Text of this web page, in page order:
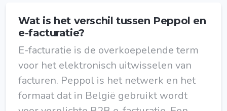
Wat is het verschil tussen Peppol en
e-facturatie?
E-facturatie is de overkoepelende term
voor het elektronisch uitwisselen van
facturen. Peppol is het netwerk en het
formaat dat in België gebruikt wordt